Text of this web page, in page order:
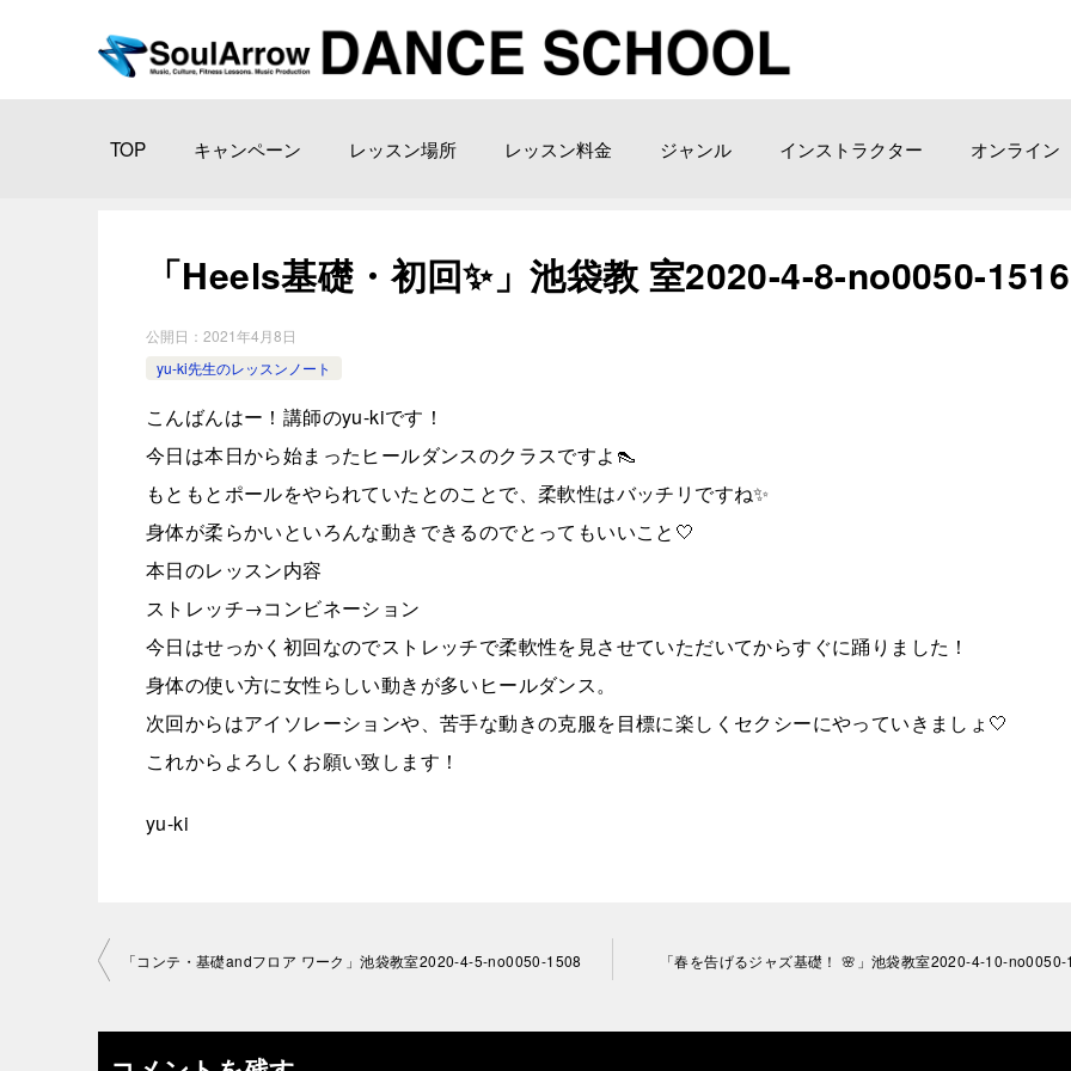
TOP キャンペーン レッスン場所 レッスン料金 ジャンル インストラクター オンライン
「Heels基礎・初回✨」池袋教 室2020-4-8-­no0050-1516
公開日： 2021年4月8日
yu-ki先生のレッスンノート
こんばんはー！講師のyu-kiです！
今日は本日から始まったヒールダンスのクラスですよ👠
もともとポールをやられていたとのことで、柔軟性はバッチリですね✨
身体が柔らかいといろんな動きできるのでとってもいいこと🤍
本日のレッスン内容
ストレッチ→コンビネーション
今日はせっかく初回なのでストレッチで柔軟性を見させていただいてからすぐに踊りました！
身体の使い方に女性らしい動きが多いヒールダンス。
次回からはアイソレーションや、苦手な動きの克服を目標に楽しくセクシーにやっていきましょ🤍
これからよろしくお願い致します！
yu-ki
投
­「コンテ・基礎andフロア ワーク」池袋教室2020-4-5-­no0050-1508 「春を告げるジャズ基礎！ 🌸」池袋教室2020-4-10-­